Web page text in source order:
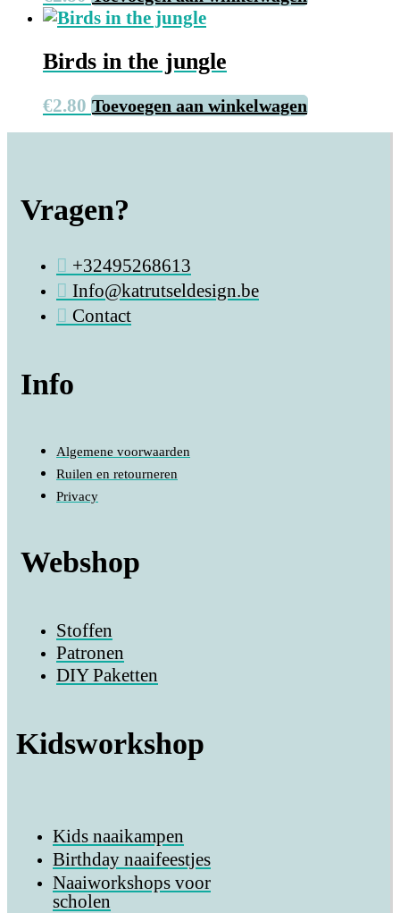
Birds in the jungle
€2.80 Toevoegen aan winkelwagen
Vragen?
+32495268613
Info@katrutseldesign.be
Contact
Info
Algemene voorwaarden
Ruilen en retourneren
Privacy
Webshop
Stoffen
Patronen
DIY Paketten
Kidsworkshop
Kids naaikampen
Birthday naaifeestjes
Naaiworkshops voor
scholen